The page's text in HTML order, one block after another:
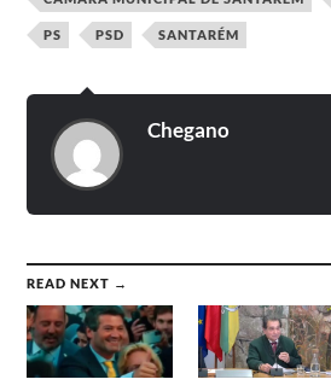
PS PSD SANTARÉM
Chegano
READ NEXT →